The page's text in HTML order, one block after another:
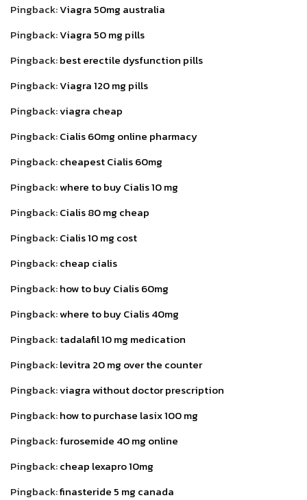
Pingback:Viagra 50mg australia
Pingback:Viagra 50 mg pills
Pingback:best erectile dysfunction pills
Pingback:Viagra 120 mg pills
Pingback:viagra cheap
Pingback:Cialis 60mg online pharmacy
Pingback:cheapest Cialis 60mg
Pingback:where to buy Cialis 10 mg
Pingback:Cialis 80 mg cheap
Pingback:Cialis 10 mg cost
Pingback:cheap cialis
Pingback:how to buy Cialis 60mg
Pingback:where to buy Cialis 40mg
Pingback:tadalafil 10 mg medication
Pingback:levitra 20 mg over the counter
Pingback:viagra without doctor prescription
Pingback:how to purchase lasix 100 mg
Pingback:furosemide 40 mg online
Pingback:cheap lexapro 10mg
Pingback:finasteride 5 mg canada